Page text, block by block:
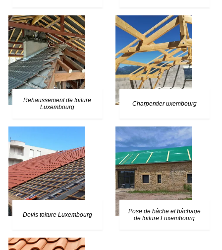
Rehaussement de toiture
Luxembourg
Charpentier uxembourg
Devis toiture Luxembourg
Pose de bâche et bâchage
de toiture Luxembourg